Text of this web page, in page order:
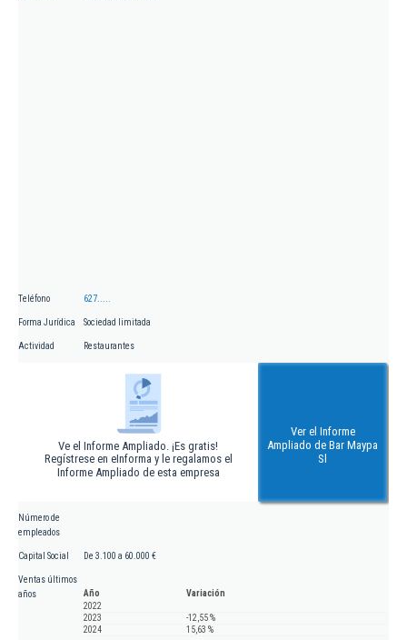
Teléfono 627.....
Forma Jurídica Sociedad limitada
Actividad Restaurantes
Ve el Informe Ampliado. ¡Es gratis!
Regístrese en eInforma y le regalamos el
Informe Ampliado de esta empresa
Ver el Informe
Ampliado de Bar Maypa
Sl
Número de
empleados
Capital Social De 3.100 a 60.000 €
Ventas últimos
años
Año
Variación
2022
2023
-12,55 %
2024
15,63 %